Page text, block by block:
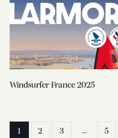
Windsurfer France 2025
1 2 3 … 5
>